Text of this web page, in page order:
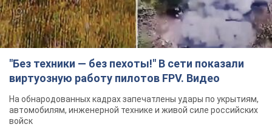
"Без техники — без пехоты!" В сети показали
виртуозную работу пилотов FPV. Видео
На обнародованных кадрах запечатлены удары по укрытиям,
автомобилям, инженерной технике и живой силе российских
войск